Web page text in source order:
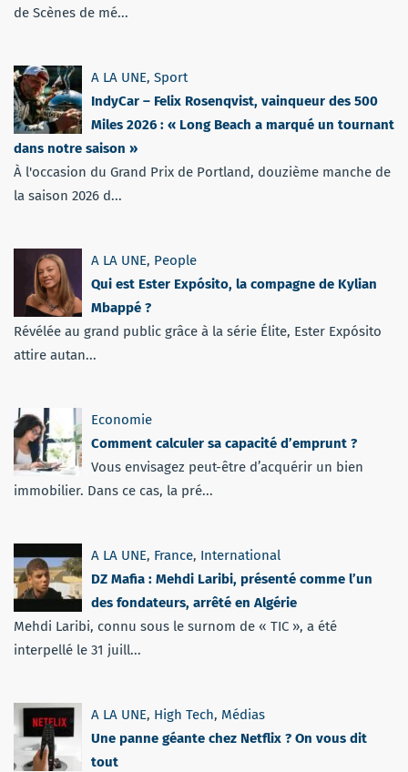
de Scènes de mé...
A LA UNE, Sport
IndyCar – Felix Rosenqvist, vainqueur des 500
Miles 2026 : « Long Beach a marqué un tournant
dans notre saison »
À l'occasion du Grand Prix de Portland, douzième manche de
la saison 2026 d...
A LA UNE, People
Qui est Ester Expósito, la compagne de Kylian
Mbappé ?
Révélée au grand public grâce à la série Élite, Ester Expósito
attire autan...
Economie
Comment calculer sa capacité d’emprunt ?
Vous envisagez peut-être d’acquérir un bien
immobilier. Dans ce cas, la pré...
A LA UNE, France, International
DZ Mafia : Mehdi Laribi, présenté comme l’un
des fondateurs, arrêté en Algérie
Mehdi Laribi, connu sous le surnom de « TIC », a été
interpellé le 31 juill...
A LA UNE, High Tech, Médias
Une panne géante chez Netflix ? On vous dit
tout